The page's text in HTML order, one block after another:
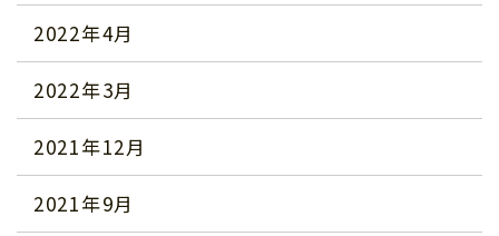
2022年4月
2022年3月
2021年12月
2021年9月